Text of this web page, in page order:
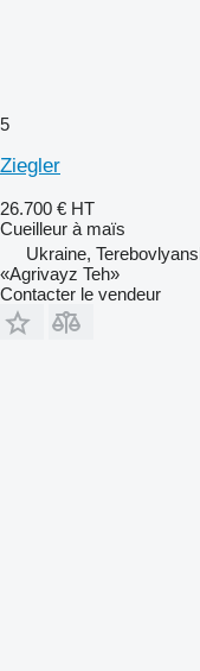
5
Ziegler
26.700 € HT
Cueilleur à maïs
Ukraine,
«Agrivayz Teh»
Contacter le vendeur